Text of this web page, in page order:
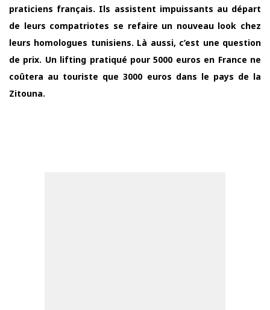
praticiens français. Ils assistent impuissants au départ
de leurs compatriotes se refaire un nouveau look chez
leurs homologues tunisiens. Là aussi, c’est une question
de prix. Un lifting pratiqué pour 5000 euros en France ne
coûtera au touriste que 3000 euros dans le pays de la
Zitouna.